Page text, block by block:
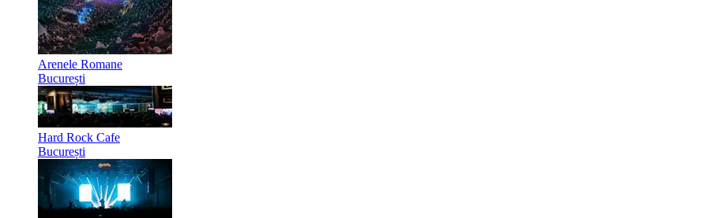
Arenele Romane
București
Hard Rock Cafe
București